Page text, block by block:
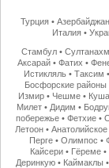
Турция •Азербайджан
Италия•
Стамбул •
Аксарай• Фатих •
Истикляль• Таксим •
Босфорские районы
Измир• Чешме•
Милет• Дидим •
побережье •Фетхие •
Летоон •
Перге •Олимпос •
Кайсери• Гёреме•
Деринкую• Каймаклы •